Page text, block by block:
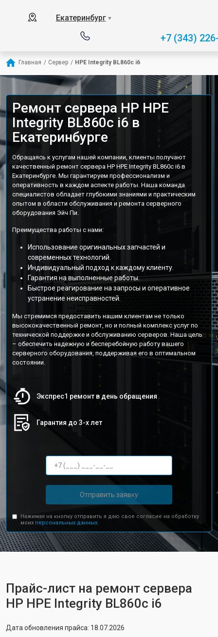
Екатеринбург ▼
+7 (343)
Главная / Сервер / HPE Integrity BL860c i6
Ремонт сервера HP HPE
Integrity BL860c i6 в
Екатеринбурге
Обращаясь к услугам нашей компании, клиенты получают
качественный ремонт сервера HP HPE Integrity BL860c i6 в
Екатеринбурге. Мы гарантируем профессионализм и
оперативность в каждом аспекте работы. Наша команда
специалистов обладает глубокими знаниями и практическим
опытом в области обслуживания и ремонта серверного
оборудования Эйч Пи.
Преимущества работы с нами:
Использование оригинальных запчастей и
современных технологий.
Индивидуальный подход к каждому клиенту.
Гарантия на выполненные работы.
Быстрое реагирование на запросы и оперативное
устранение неисправностей.
Мы стремимся предоставить нашим клиентам не только
высококачественный ремонт, но и полный комплекс услуг по
технической поддержке и обслуживанию серверов. Наша цель
– обеспечить надежную и бесперебойную работу вашего
серверного оборудования, поддерживая его в оптимальном
состоянии.
Экспрес1 ремонт в день обращения
Гарантия до 3-х лет
Отправить заявку
Нажимая на кнопку отправить я даю свое согласие на обработку
моих персональных данных.
Прайс-лист на ремонт сервера
HP HPE Integrity BL860c i6
Дата обновления прайса: 18.07.2026